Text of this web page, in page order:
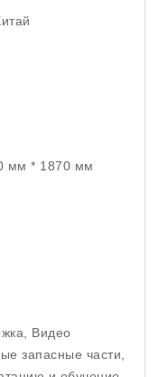
мм * 1870 мм
Видео
запасные части,